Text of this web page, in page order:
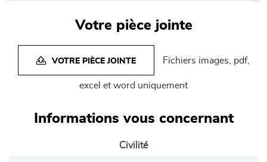
Votre pièce jointe
VOTRE PIÈCE JOINTE Fichiers images, pdf,
excel et word uniquement
Informations vous concernant
Civilité